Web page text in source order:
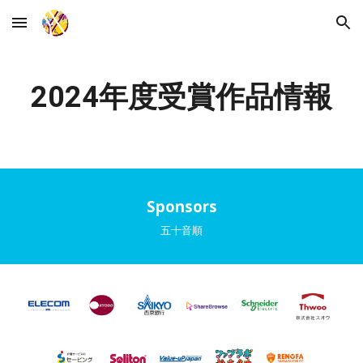
Skip to main content Skip to navigation
2024年度受賞作品情報
Sponsors
五十音順